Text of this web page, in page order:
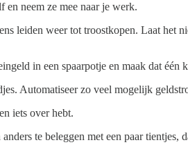
en neem ze mee naar je werk.
leiden weer tot troostkopen. Laat het
in een spaarpotje en maak dat
Automatiseer zo veel mogelijk
iets over hebt.
te beleggen met een paar